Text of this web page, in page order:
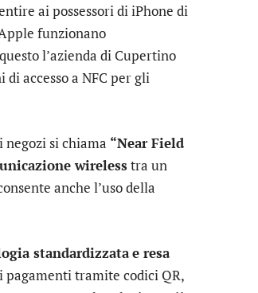
ai possessori di iPhone di
funzionano
l’azienda di Cupertino
accesso a NFC per gli
negozi si chiama “Near Field
wirelesstra un
anche l’uso della
standardizzatae resa
pagamenti tramite codici QR,